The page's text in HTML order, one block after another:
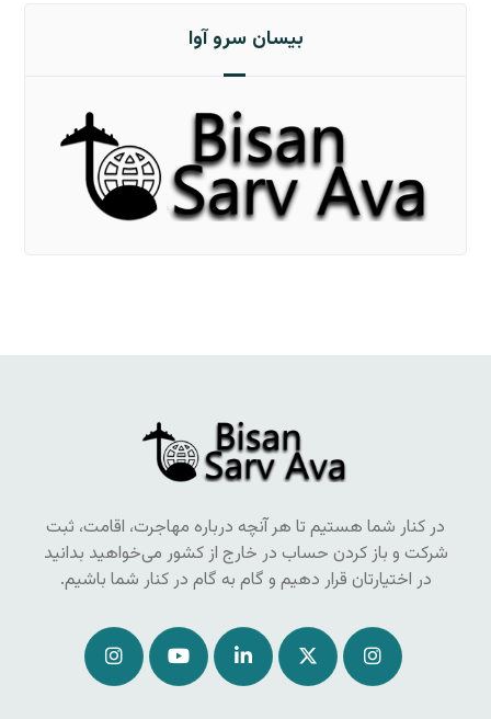
بیسان سرو آوا
در کنار شما هستیم تا هر آنچه درباره مهاجرت، اقامت، ثبت
شرکت و باز کردن حساب در خارج از کشور می‌خواهید بدانید
در اختیارتان قرار دهیم و گام به گام در کنار شما باشیم.